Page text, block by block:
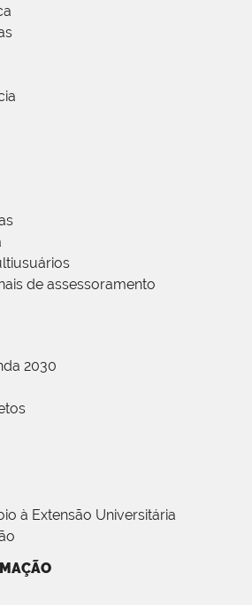
de assessoramento
2030
à Extensão Universitária